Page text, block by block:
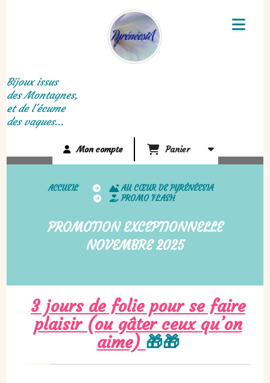
Bijoux issus
des Montagnes,
et de l'écume
des vagues...
Mon compte Panier
ACCUEIL
AU CŒUR DE PYRÉNÉESIA
PROMO FLASH
PROMOTION EXCEPTIONNELLE
NOVEMBRE 2025
3 jours de folie pour se faire
plaisir (ou gâter ceux qu’on
aime) 🎁🎁